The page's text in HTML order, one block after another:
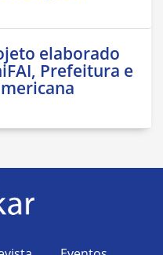
elaborado
Prefeitura e